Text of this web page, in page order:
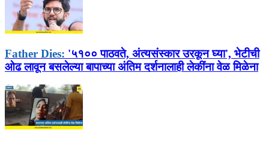
Father Dies: '५१०० पाठवते, अंत्यसंस्कार उरकून घ्या', भेटीची
ओढ लावून बसलेल्या बापाच्या अंतिम दर्शनालाही लेकींना वेळ मिळेना